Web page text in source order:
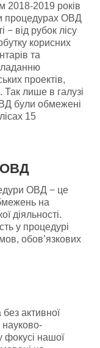
2018-2019 років
процедурах ОВД
− від рубок лісу
корисних
та
проектів,
Так лише в галузі
були обмежені
15
ОВД
ОВД − це
на
діяльності.
у процедурі
обов’язкових
активної
науково-
фокусі нашої